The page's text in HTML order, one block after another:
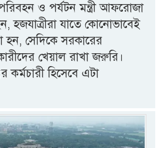
ও পর্যটন মন্ত্রী আফরোজা
হজযাত্রীরা যাতে কোনোভাবেই
হন, সেদিকে সরকারের
খেয়াল রাখা জরুরি।
কর্মচারী হিসেবে এটা